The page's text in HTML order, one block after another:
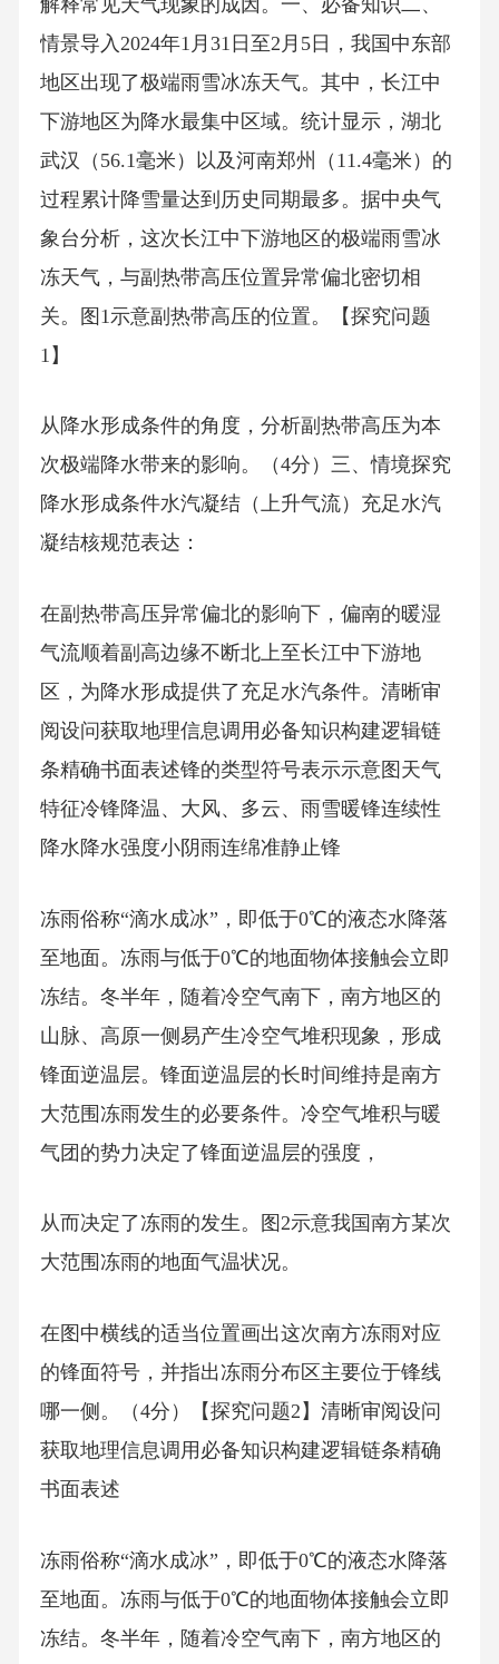
情景导入2024年1月31日至2月5日，我国中东部
地区出现了极端雨雪冰冻天气。其中，长江中
下游地区为降水最集中区域。统计显示，湖北
武汉（56.1毫米）以及河南郑州（11.4毫米）的
过程累计降雪量达到历史同期最多。据中央气
象台分析，这次长江中下游地区的极端雨雪冰
冻天气，与副热带高压位置异常偏北密切相
关。图1示意副热带高压的位置。【探究问题
1】
从降水形成条件的角度，分析副热带高压为本
次极端降水带来的影响。（4分）三、情境探究
降水形成条件水汽凝结（上升气流）充足水汽
凝结核规范表达：
在副热带高压异常偏北的影响下，偏南的暖湿
气流顺着副高边缘不断北上至长江中下游地
区，为降水形成提供了充足水汽条件。清晰审
阅设问获取地理信息调用必备知识构建逻辑链
条精确书面表述锋的类型符号表示示意图天气
特征冷锋降温、大风、多云、雨雪暖锋连续性
降水降水强度小阴雨连绵准静止锋
冻雨俗称“滴水成冰”，即低于0℃的液态水降落
至地面。冻雨与低于0℃的地面物体接触会立即
冻结。冬半年，随着冷空气南下，南方地区的
山脉、高原一侧易产生冷空气堆积现象，形成
锋面逆温层。锋面逆温层的长时间维持是南方
大范围冻雨发生的必要条件。冷空气堆积与暖
气团的势力决定了锋面逆温层的强度，
从而决定了冻雨的发生。图2示意我国南方某次
大范围冻雨的地面气温状况。
在图中横线的适当位置画出这次南方冻雨对应
的锋面符号，并指出冻雨分布区主要位于锋线
哪一侧。（4分）【探究问题2】清晰审阅设问
获取地理信息调用必备知识构建逻辑链条精确
书面表述
冻雨俗称“滴水成冰”，即低于0℃的液态水降落
至地面。冻雨与低于0℃的地面物体接触会立即
冻结。冬半年，随着冷空气南下，南方地区的